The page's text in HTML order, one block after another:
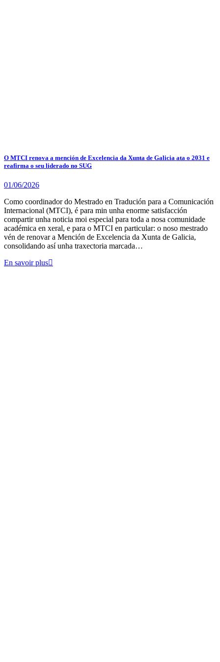
O MTCI renova a mención de Excelencia da Xunta de Galicia ata o 2031 e
reafirma o seu liderado no SUG
01/06/2026
Como coordinador do Mestrado en Tradución para a Comunicación
Internacional (MTCI), é para min unha enorme satisfacción
compartir unha noticia moi especial para toda a nosa comunidade
académica en xeral, e para o MTCI en particular: o noso mestrado
vén de renovar a Mención de Excelencia da Xunta de Galicia,
consolidando así unha traxectoria marcada…
En savoir plus